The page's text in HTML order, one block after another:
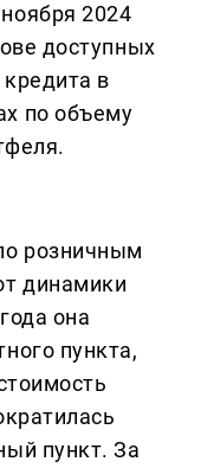
2024
доступных
в
по объему
розничным
динамики
она
пункта,
пункт. За